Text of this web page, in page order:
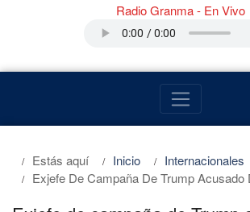
Radio Granma - En Vivo
Estás aquí Inicio
Internacionales
Exjefe De Campaña De Trump Acusado